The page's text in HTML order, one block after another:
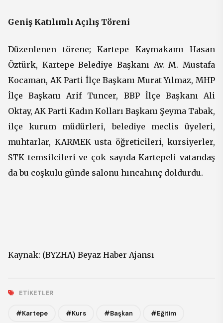
Geniş Katılımlı Açılış Töreni
Düzenlenen törene; Kartepe Kaymakamı Hasan
Öztürk, Kartepe Belediye Başkanı Av. M. Mustafa
Kocaman, AK Parti İlçe Başkanı Murat Yılmaz, MHP
İlçe Başkanı Arif Tuncer, BBP İlçe Başkanı Ali
Oktay, AK Parti Kadın Kolları Başkanı Şeyma Tabak,
ilçe kurum müdürleri, belediye meclis üyeleri,
muhtarlar, KARMEK usta öğreticileri, kursiyerler,
STK temsilcileri ve çok sayıda Kartepeli vatandaş
da bu coşkulu günde salonu hıncahınç doldurdu.
Kaynak: (BYZHA) Beyaz Haber Ajansı
ETIKETLER
#Kartepe #Kurs #Başkan #Eğitim